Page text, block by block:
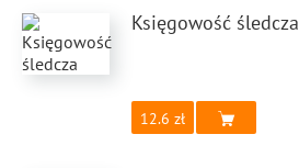
Księgowość śledcza
12.6